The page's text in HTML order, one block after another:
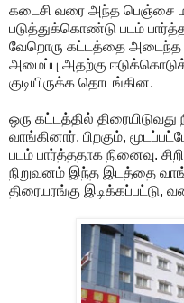
கடைசி வரை அந்த பெஞ்சை
படுத்துக்கொண்டு படம்
வேறொரு கட்டத்தை அடைந்த
அமைப்பு அதற்கு
குடியிருக்க தொடங்கின.
ஒரு கட்டத்தில்
வாங்கினார். பிறகும்,
படம் பார்த்ததாக நினைவு.
நிறுவனம் இந்த இடத்தை
திரையரங்கு இடிக்கப்பட்டு,